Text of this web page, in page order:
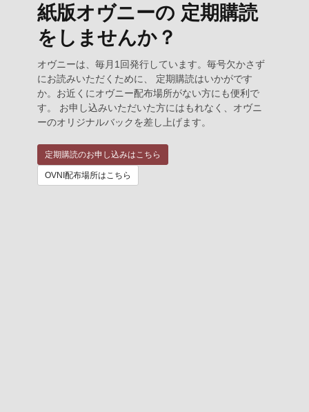
紙版オヴニーの 定期購読
をしませんか？
オヴニーは、毎月1回発行しています。毎号欠かさず
にお読みいただくために、 定期購読はいかがです
か。お近くにオヴニー配布場所がない方にも便利で
す。 お申し込みいただいた方にはもれなく、オヴニ
ーのオリジナルバックを差し上げます。
定期購読のお申し込みはこちら
OVNI配布場所はこちら